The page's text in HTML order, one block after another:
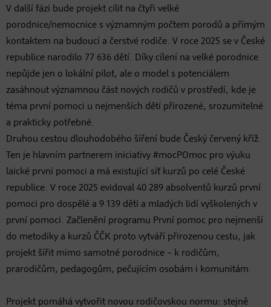
V další fázi bude projekt cílit na čtyři velké
porodnice/nemocnice s významným počtem porodů a přímým
kontaktem na budoucí a čerstvé rodiče. V roce 2025 se v České
republice narodilo 77 636 dětí. Díky cílení na velké porodnice
nepůjde jen o lokální pilot, ale o model s potenciálem
zasáhnout významnou část nových rodičů v prostředí, kde je
téma první pomoci u nejmenších dětí přirozené, srozumitelné
a prakticky potřebné.
Druhou cestou dlouhodobého šíření bude Český červený kříž.
Ten je hlavním partnerem iniciativy #mocPOmoc pro výuku
laické první pomoci a má existující síť kurzů po celé České
republice. V roce 2025 evidoval 40 289 absolventů kurzů první
pomoci pro dospělé a 9 139 dětí a mladých lidí vyškolených v
první pomoci. Začlenění programu První pomoc pro nejmenší
do metodiky a kurzů ČČK proto vytváří přirozenou cestu, jak
projekt šířit mimo samotné porodnice – k rodičům,
prarodičům, pedagogům, pečujícím osobám i komunitám.
Projekt pomáhá vytvořit novou rodičovskou normu: stejně